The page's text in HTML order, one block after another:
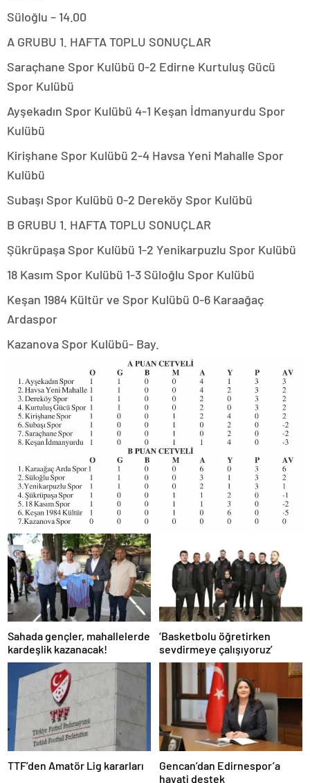
Süloğlu – 14.00
A GRUBU 1. HAFTA TOPLU SONUÇLAR
Saraçhane Spor Kulübü 0-2 Edirne Kurtuluş Gücü
Spor Kulübü
Ayşekadın Spor Kulübü 4-1 Keşan İdmanyurdu Spor
Kulübü
Kirişhane Spor Kulübü 2-4 Havsa Yeni Mahalle Spor
Kulübü
Subaşı Spor Kulübü 0-2 Dereköy Spor Kulübü
B GRUBU 1. HAFTA TOPLU SONUÇLAR
Şükrüpaşa Spor Kulübü 1-2 Yenikarpuzlu Spor Kulübü
18 Kasım Spor Kulübü 1-3 Süloğlu Spor Kulübü
Keşan 1984 Kültür ve Spor Kulübü 0-6 Karaağaç
Ardaspor
Kazanova Spor Kulübü- Bay.
Sahada gençler, mahallelerde
kardeşlik kazanacak!
‘Basketbolu öğretirken
sevdirmeye çalışıyoruz’
TTF’den Amatör Lig kararları
Gencan’dan Edirnespor’a
hayati destek